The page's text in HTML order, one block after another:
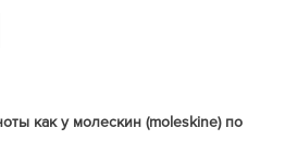
как у молескин (moleskine)по